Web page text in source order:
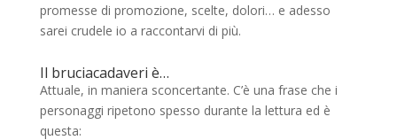
promesse di promozione, scelte, dolori… e adesso
sarei crudele io a raccontarvi di più.
Il bruciacadaveri è…
Attuale, in maniera sconcertante. C’è una frase che i
personaggi ripetono spesso durante la lettura ed è
questa: